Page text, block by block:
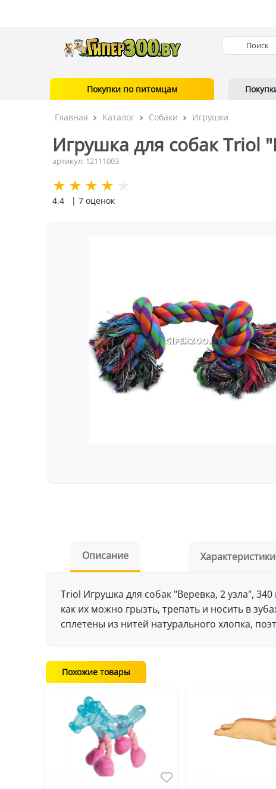
Покупки по питомцам
Главная Каталог Собаки Игрушки
Игрушка для собак Triol
артикул: 12111003
4.4 | 7 оценок
Описание Характеристики
Triol Игрушка для собак "Веревка, 2 узла",
как их можно грызть, трепать и носить в
сплетены из нитей натурального хлопка,
Похожие товары